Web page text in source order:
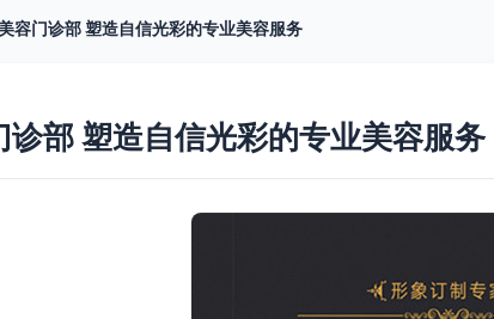
容门诊部 塑造自信光彩的专业美容服务
部 塑造自信光彩的专业美容服务